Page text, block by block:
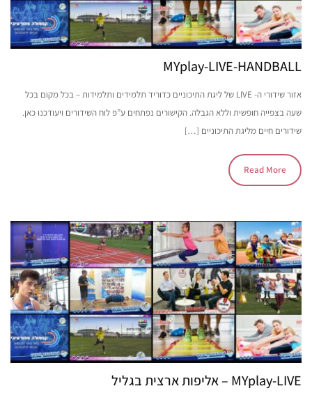
MYplay-LIVE-HANDBALL
אזור שידורי ה- LIVE של ליגת התיכוניים כדוריד תלמידים ותלמידות – בכל מקום בכל
שעה בצפייה חופשית וללא הגבלה. הקישורים נפתחים ע”פ לוח השידורים ויעודכנו כאן.
שידורים חיים מליגת התיכוניים […]
Read More
MYplay-LIVE – אליפות ארצית בגליל